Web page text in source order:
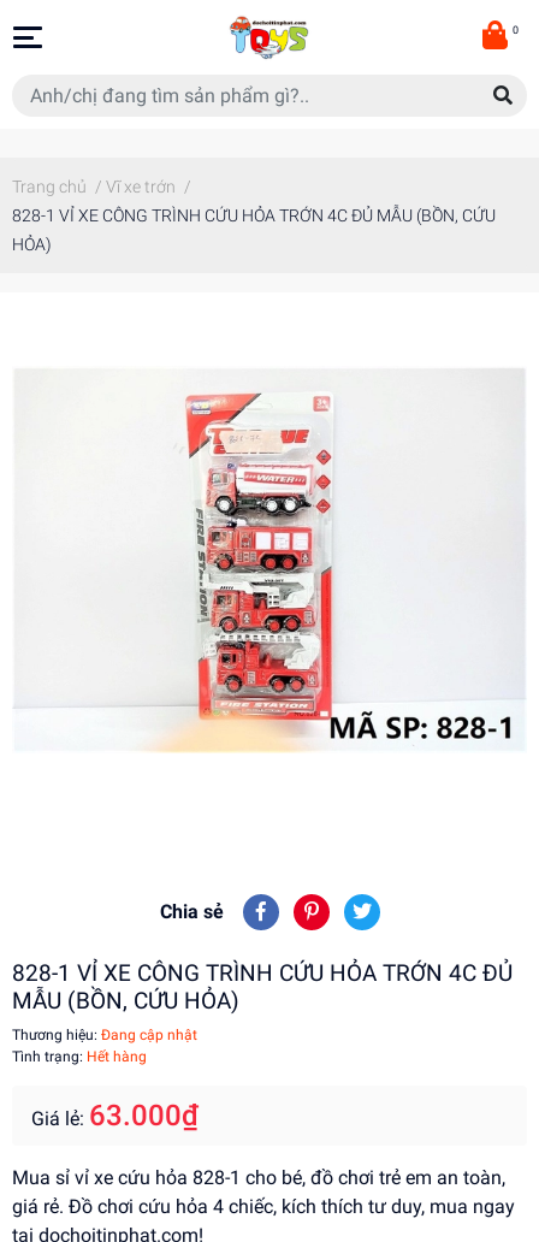
0
Trang chủ / Vĩ xe trớn /
828-1 VỈ XE CÔNG TRÌNH CỨU HỎA TRỚN 4C ĐỦ MẪU (BỒN, CỨU
HỎA)
Chia sẻ
828-1 VỈ XE CÔNG TRÌNH CỨU HỎA TRỚN 4C ĐỦ
MẪU (BỒN, CỨU HỎA)
Thương hiệu: Đang cập nhật
Tình trạng: Hết hàng
Giá lẻ: 63.000₫
Mua sỉ vỉ xe cứu hỏa 828-1 cho bé, đồ chơi trẻ em an toàn,
giá rẻ. Đồ chơi cứu hỏa 4 chiếc, kích thích tư duy, mua ngay
tại dochoitinphat.com!